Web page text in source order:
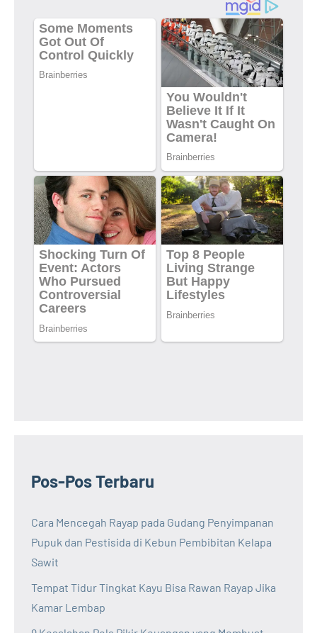
Pos-Pos Terbaru
Cara Mencegah Rayap pada Gudang Penyimpanan
Pupuk dan Pestisida di Kebun Pembibitan Kelapa
Sawit
Tempat Tidur Tingkat Kayu Bisa Rawan Rayap Jika
Kamar Lembap